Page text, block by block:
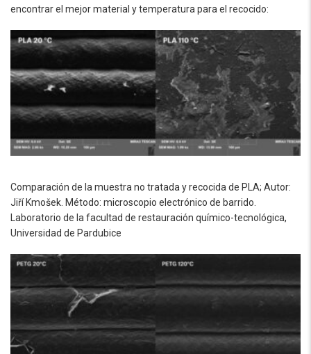
encontrar el mejor material y temperatura para el recocido:
Comparación de la muestra no tratada y recocida de PLA; Autor:
Jiří Kmošek. Método: microscopio electrónico de barrido.
Laboratorio de la facultad de restauración químico-tecnológica,
Universidad de Pardubice